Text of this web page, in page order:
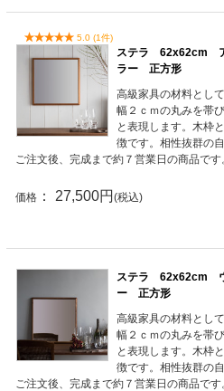
5.0 (1件)
ステラ 62x62cm
ラー 正方形
高級家具の材料とし
幅２ｃｍの丸みを帯
と表現します。木枠
徴です。相性抜群の
ご注文後、完成まで約７営業日の商品です
価格 ： 27,500円 (税込)
ステラ 62x62cm
ー 正方形
高級家具の材料とし
幅２ｃｍの丸みを帯
と表現します。木枠
徴です。相性抜群の
ご注文後、完成まで約７営業日の商品です